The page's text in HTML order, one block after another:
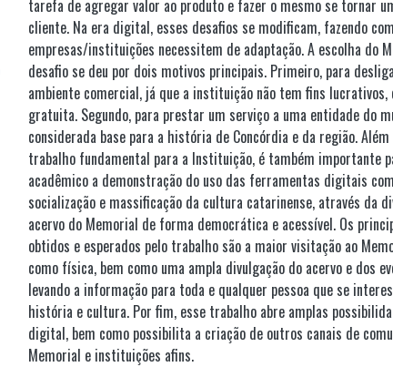
tarefa de agregar valor ao produto e fazer o mesmo se tornar
cliente. Na era digital, esses desafios se modificam, fazendo
empresas/instituições necessitem de adaptação. A escolha do
desafio se deu por dois motivos principais. Primeiro, para
ambiente comercial, já que a instituição não tem fins
gratuita. Segundo, para prestar um serviço a uma entidade do
considerada base para a história de Concórdia e da região.
trabalho fundamental para a Instituição, é também importante
acadêmico a demonstração do uso das ferramentas digitais
socialização e massificação da cultura catarinense, através da
acervo do Memorial de forma democrática e acessível. Os
obtidos e esperados pelo trabalho são a maior visitação ao
como física, bem como uma ampla divulgação do acervo e dos
levando a informação para toda e qualquer pessoa que se
história e cultura. Por fim, esse trabalho abre amplas
digital, bem como possibilita a criação de outros canais de
Memorial e instituições afins.